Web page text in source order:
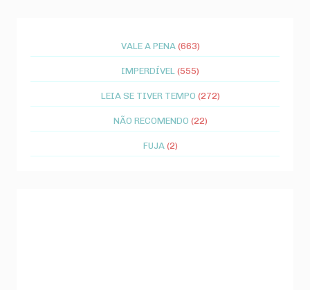
VALE A PENA (663)
IMPERDÍVEL(555)
LEIA SE TIVER TEMPO (272)
NÃO RECOMENDO (22)
FUJA (2)